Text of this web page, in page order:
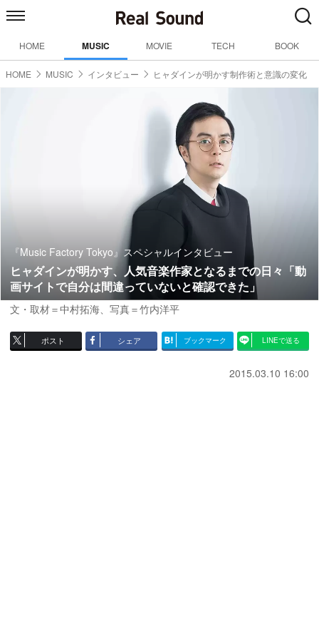
HOME MUSIC MOVIE TECH BOOK
HOME MUSIC インタビュー ヒャダインが明かす制作術と意識の変化
『Music Factory Tokyo』スペシャルインタビュー
ヒャダインが明かす、人気音楽作家となるまでの日々「動
画サイトで自分は間違っていないと確認できた」
文・取材＝中村拓海、写真＝竹内洋平
ポスト シェア ブックマーク LINEで送る
2015.03.10 16:00